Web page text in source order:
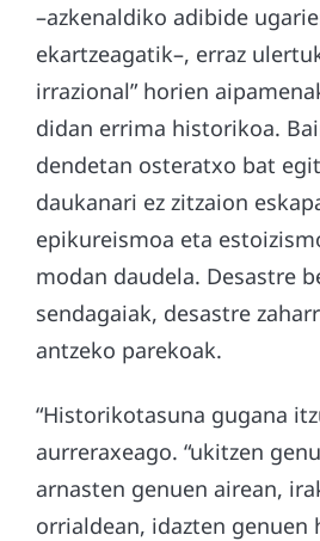
–azkenaldiko adibide
ekartzeagatik–, erraz
irrazional” horien
didan errima historikoa.
dendetan osteratxo bat
daukanari ez zitzaion
epikureismoa eta
modan daudela. Desastre
sendagaiak, desastre
antzeko parekoak.
“Historikotasuna gugana
aurreraxeago. “ukitzen
arnasten genuen airean,
orrialdean, idazten genuen